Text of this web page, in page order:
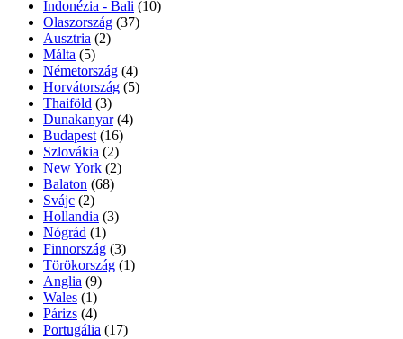
Indonézia - Bali (10)
Olaszország (37)
Ausztria (2)
Málta (5)
Németország (4)
Horvátország (5)
Thaiföld (3)
Dunakanyar (4)
Budapest (16)
Szlovákia (2)
New York (2)
Balaton (68)
Svájc (2)
Hollandia (3)
Nógrád (1)
Finnország (3)
Törökország (1)
Anglia (9)
Wales (1)
Párizs (4)
Portugália (17)